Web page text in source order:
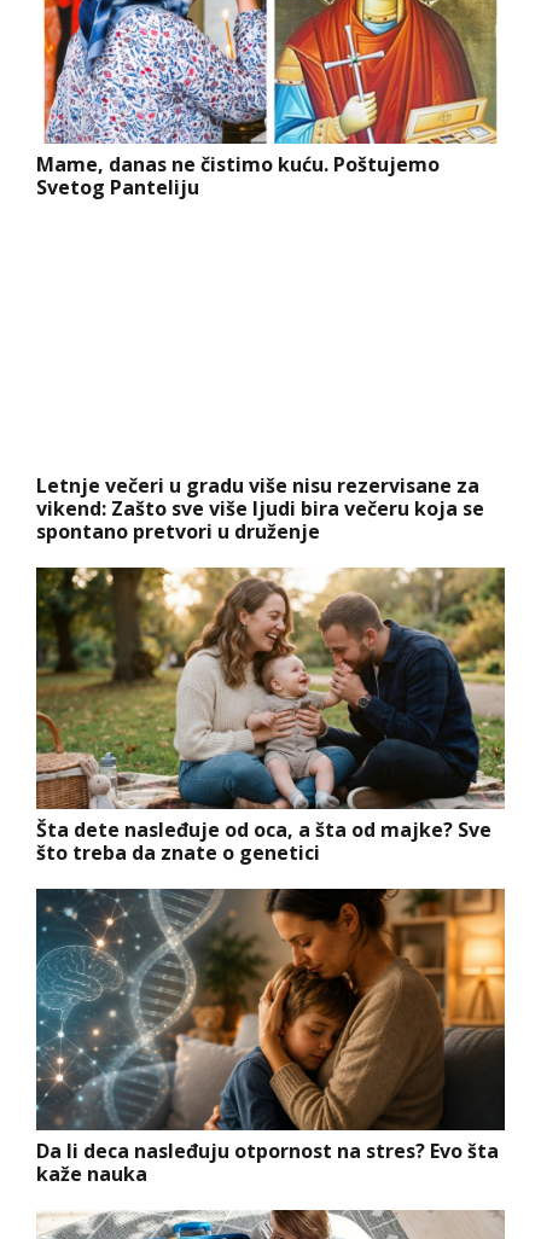
Mame, danas ne čistimo kuću. Poštujemo
Svetog Panteliju
Letnje večeri u gradu više nisu rezervisane za
vikend: Zašto sve više ljudi bira večeru koja se
spontano pretvori u druženje
Šta dete nasleđuje od oca, a šta od majke? Sve
što treba da znate o genetici
Da li deca nasleđuju otpornost na stres? Evo šta
kaže nauka